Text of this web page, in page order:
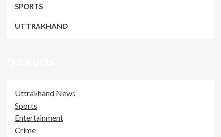
SPORTS
UTTRAKHAND
Uttrakhand News
Sports
Entertainment
Crime